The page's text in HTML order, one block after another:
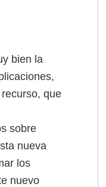
bien la
que
sobre
nueva
los
nuevo